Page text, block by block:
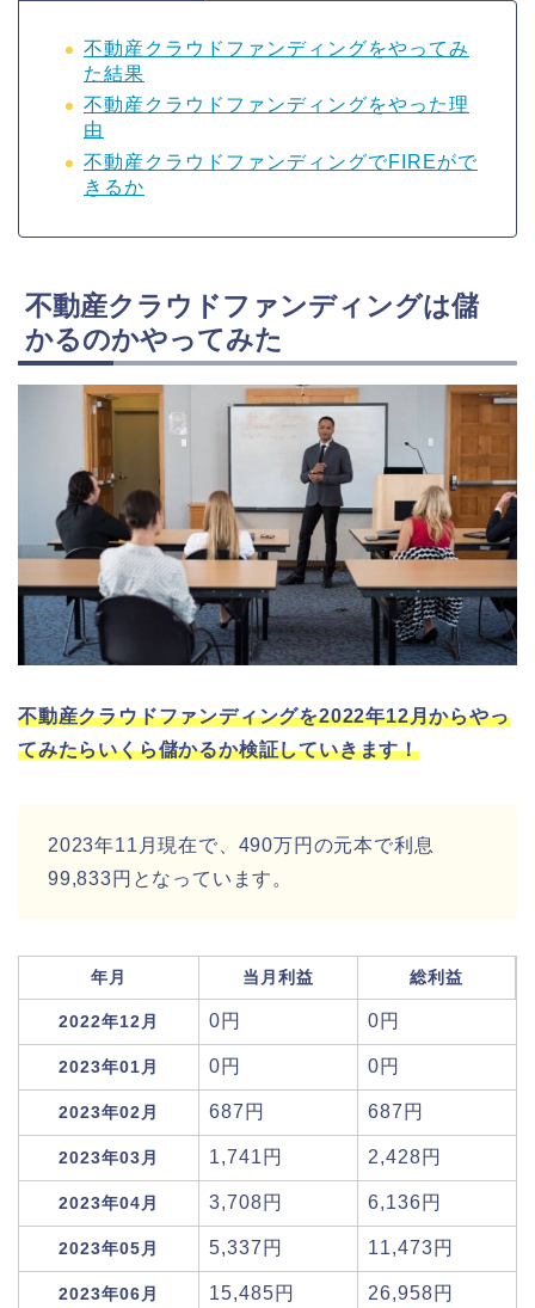
不動産クラウドファンディングをやってみ
た結果
不動産クラウドファンディングをやった理
由
不動産クラウドファンディングでFIREがで
きるか
不動産クラウドファンディングは儲
かるのかやってみた
不動産クラウドファンディングを2022年12月からやっ
てみたらいくら儲かるか検証していきます！
2023年11月現在で、490万円の元本で利息
99,833円となっています。
年月 当月利益 総利益
2022年12月 0円 0円
2023年01月 0円 0円
2023年02月 687円 687円
2023年03月 1,741円 2,428円
2023年04月 3,708円 6,136円
2023年05月 5,337円 11,473円
2023年06月 15,485円 26,958円